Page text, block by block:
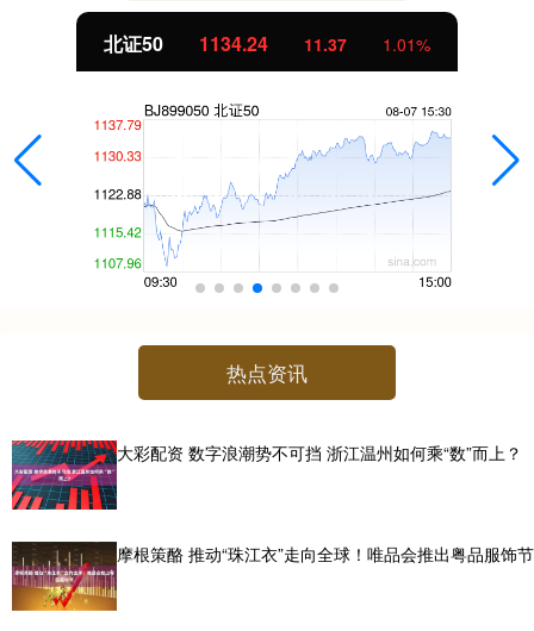
北证50 1134.24 11.37 1.01%
热点资讯
大彩配资 数字浪潮势不可挡 浙江温州如何乘“数”而上？
摩根策酪 推动“珠江衣”走向全球！唯品会推出粤品服饰节